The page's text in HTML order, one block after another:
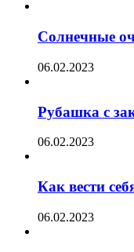
Солнечные
06.02.2023
Рубашка с
06.02.2023
Как вести
06.02.2023